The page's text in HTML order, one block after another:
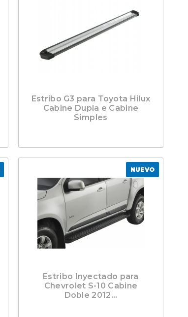
Estribo G3 para Toyota Hilux
Cabine Dupla e Cabine
Simples
NUEVO
Estribo Inyectado para
Chevrolet S-10 Cabine
Doble 2012...